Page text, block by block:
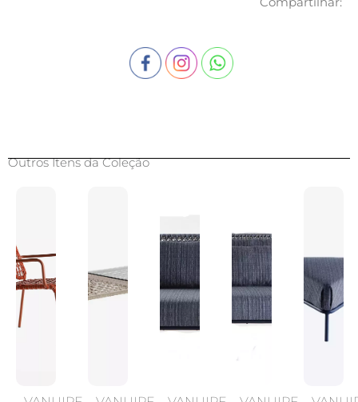
Outros Itens da Coleção